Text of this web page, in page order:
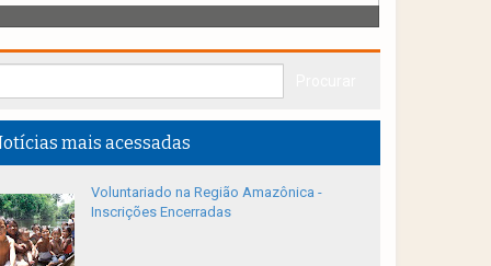
mais acessadas
Voluntariado na Região Amazônica -
Inscrições Encerradas